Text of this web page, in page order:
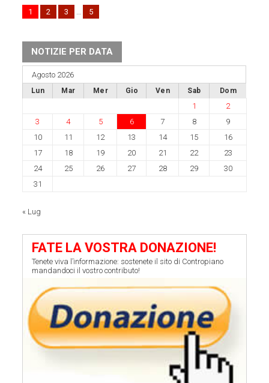
1 2 3 … 5
NOTIZIE PER DATA
Agosto 2026
Lun Mar Mer Gio Ven Sab Dom
1
2
3
4 5 6 7 8
9
10
11 12 13 14 15
16
17
18 19 20 21 22
23
24
25 26 27 28 29
30
31
« Lug
FATE LA VOSTRA DONAZIONE!
Tenete viva l’informazione: sostenete il sito di Contropiano
mandandoci il vostro contributo!